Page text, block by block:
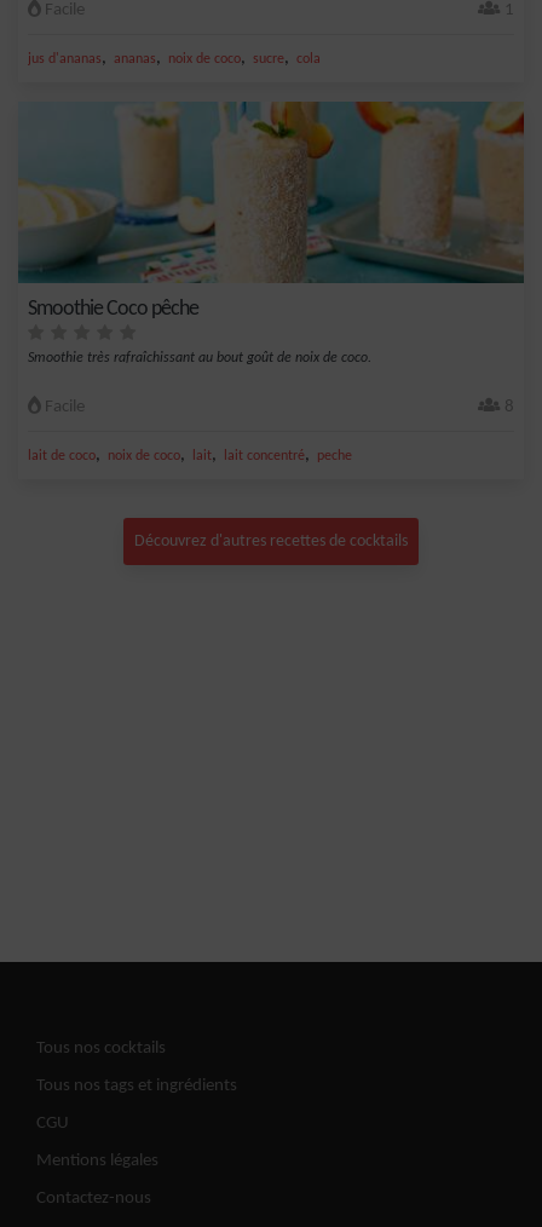
Facile 1
jus d'ananas, ananas, noix de coco, sucre, cola
Smoothie Coco pêche
Smoothie très rafraîchissant au bout goût de noix de coco.
Facile 8
lait de coco, noix de coco, lait, lait concentré, peche
Découvrez d'autres recettes de cocktails
Tous nos cocktails
Tous nos tags et ingrédients
CGU
Mentions légales
Contactez-nous